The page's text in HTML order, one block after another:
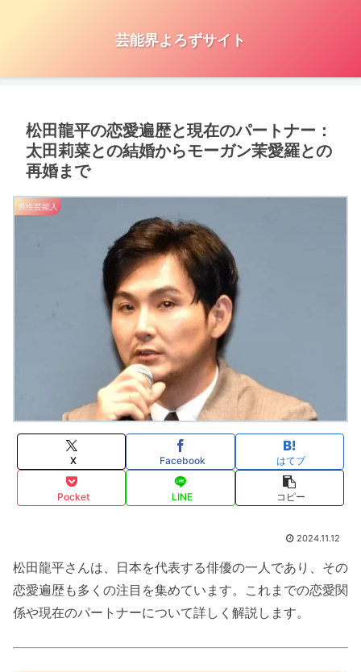
芸能界よろずサイト
松田龍平の恋愛遍歴と現在のパートナー：
太田莉菜との結婚からモーガン茉愛羅との
再婚まで
男性芸能人
X Facebook はてブ
Pocket LINE コピー
2024.11.12
松田龍平さんは、日本を代表する俳優の一人であり、その
恋愛遍歴も多くの注目を集めています。これまでの恋愛関
係や現在のパートナーについて詳しく解説します。